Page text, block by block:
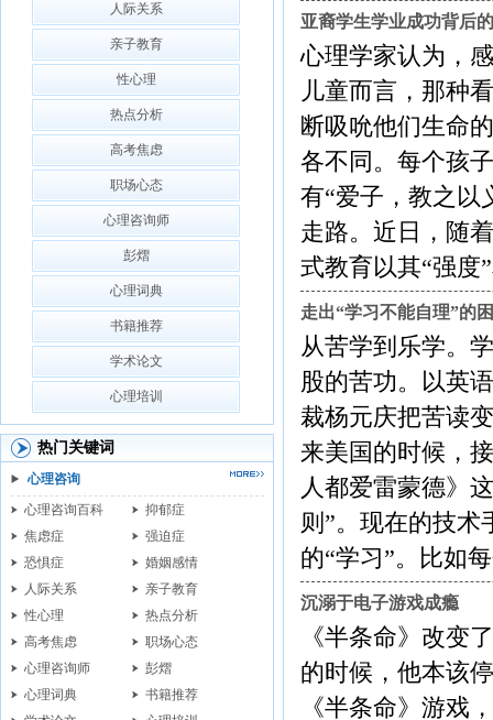
人际关系
亲子教育
性心理
热点分析
高考焦虑
职场心态
心理咨询师
彭熠
心理词典
书籍推荐
学术论文
心理培训
热门关键词
心理咨询
心理咨询百科
抑郁症
焦虑症
强迫症
恐惧症
婚姻感情
人际关系
亲子教育
性心理
热点分析
高考焦虑
职场心态
心理咨询师
彭熠
心理词典
书籍推荐
亚裔学生学业成功背后
心理学家认为，
儿童而言，那种
断吸吮他们生命
各不同。每个孩
有“爱子，教之以
走路。近日，随
式教育以其“强度
走出“学习不能自理”的
从苦学到乐学。
股的苦功。以英
裁杨元庆把苦读
来美国的时候，
人都爱雷蒙德》
则”。现在的技
的“学习”。比如
沉溺于电子游戏成瘾
《半条命》改变
的时候，他本该
《半条命》游戏